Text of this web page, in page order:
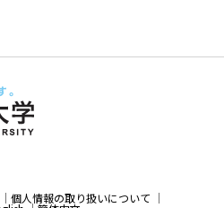
個人情報の取り扱いについて